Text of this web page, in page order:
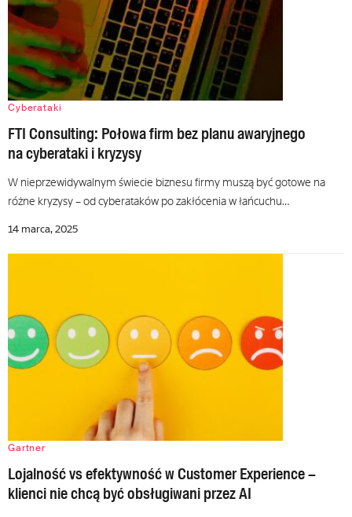
Cyberataki
FTI Consulting: Połowa firm bez planu awaryjnego
na cyberataki i kryzysy
W nieprzewidywalnym świecie biznesu firmy muszą być gotowe na
różne kryzysy – od cyberataków po zakłócenia w łańcuchu…
14 marca, 2025
Gartner
Lojalność vs efektywność w Customer Experience –
klienci nie chcą być obsługiwani przez AI